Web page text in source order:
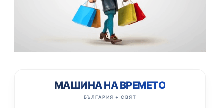
МАШИНА НА ВРЕМЕТО
БЪЛГАРИЯ + СВЯТ